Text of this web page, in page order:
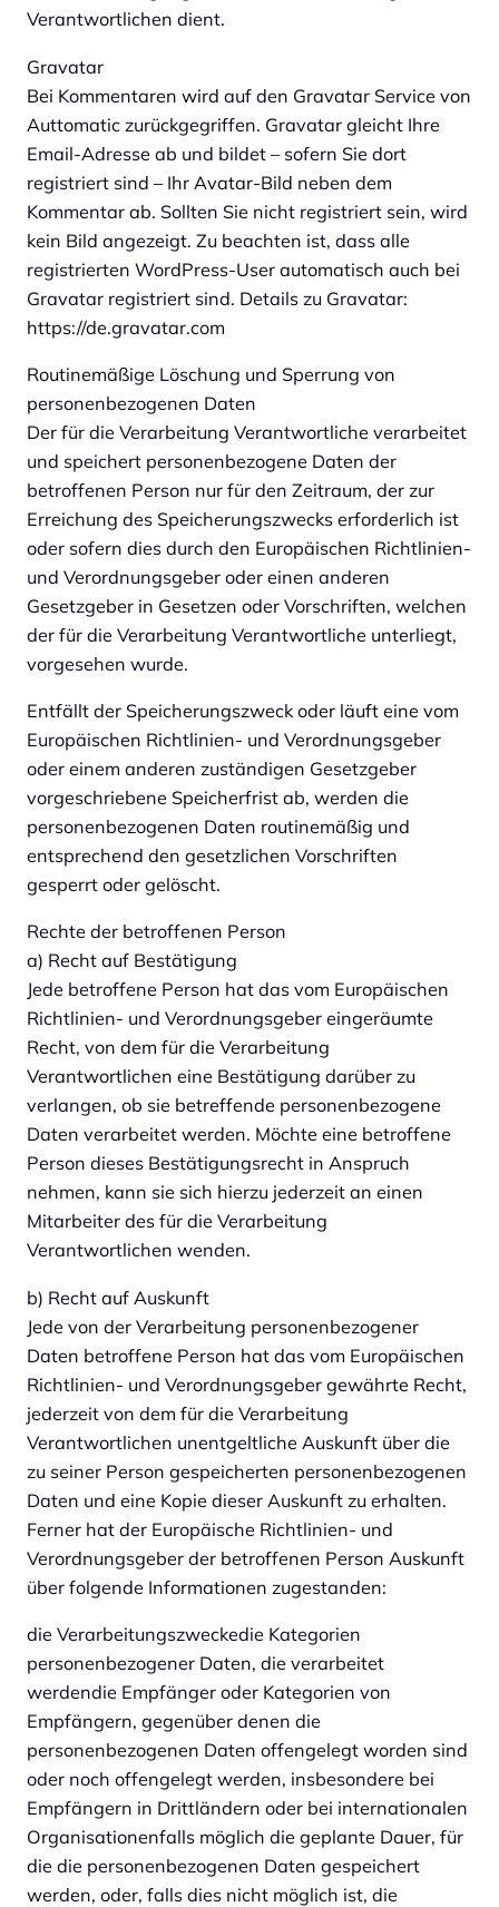
Verantwortlichen dient.
Gravatar
Bei Kommentaren wird auf den Gravatar Service von
Auttomatic zurückgegriffen. Gravatar gleicht Ihre
Email-Adresse ab und bildet – sofern Sie dort
registriert sind – Ihr Avatar-Bild neben dem
Kommentar ab. Sollten Sie nicht registriert sein, wird
kein Bild angezeigt. Zu beachten ist, dass alle
registrierten WordPress-User automatisch auch bei
Gravatar registriert sind. Details zu Gravatar:
https://de.gravatar.com
Routinemäßige Löschung und Sperrung von
personenbezogenen Daten
Der für die Verarbeitung Verantwortliche verarbeitet
und speichert personenbezogene Daten der
betroffenen Person nur für den Zeitraum, der zur
Erreichung des Speicherungszwecks erforderlich ist
oder sofern dies durch den Europäischen Richtlinien-
und Verordnungsgeber oder einen anderen
Gesetzgeber in Gesetzen oder Vorschriften, welchen
der für die Verarbeitung Verantwortliche unterliegt,
vorgesehen wurde.
Entfällt der Speicherungszweck oder läuft eine vom
Europäischen Richtlinien- und Verordnungsgeber
oder einem anderen zuständigen Gesetzgeber
vorgeschriebene Speicherfrist ab, werden die
personenbezogenen Daten routinemäßig und
entsprechend den gesetzlichen Vorschriften
gesperrt oder gelöscht.
Rechte der betroffenen Person
a) Recht auf Bestätigung
Jede betroffene Person hat das vom Europäischen
Richtlinien- und Verordnungsgeber eingeräumte
Recht, von dem für die Verarbeitung
Verantwortlichen eine Bestätigung darüber zu
verlangen, ob sie betreffende personenbezogene
Daten verarbeitet werden. Möchte eine betroffene
Person dieses Bestätigungsrecht in Anspruch
nehmen, kann sie sich hierzu jederzeit an einen
Mitarbeiter des für die Verarbeitung
Verantwortlichen wenden.
b) Recht auf Auskunft
Jede von der Verarbeitung personenbezogener
Daten betroffene Person hat das vom Europäischen
Richtlinien- und Verordnungsgeber gewährte Recht,
jederzeit von dem für die Verarbeitung
Verantwortlichen unentgeltliche Auskunft über die
zu seiner Person gespeicherten personenbezogenen
Daten und eine Kopie dieser Auskunft zu erhalten.
Ferner hat der Europäische Richtlinien- und
Verordnungsgeber der betroffenen Person Auskunft
über folgende Informationen zugestanden:
die Verarbeitungszweckedie Kategorien
personenbezogener Daten, die verarbeitet
werdendie Empfänger oder Kategorien von
Empfängern, gegenüber denen die
personenbezogenen Daten offengelegt worden sind
oder noch offengelegt werden, insbesondere bei
Empfängern in Drittländern oder bei internationalen
Organisationenfalls möglich die geplante Dauer, für
die die personenbezogenen Daten gespeichert
werden, oder, falls dies nicht möglich ist, die